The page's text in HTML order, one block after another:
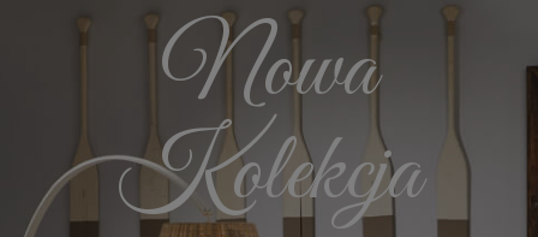
Nowa
Kolekcja